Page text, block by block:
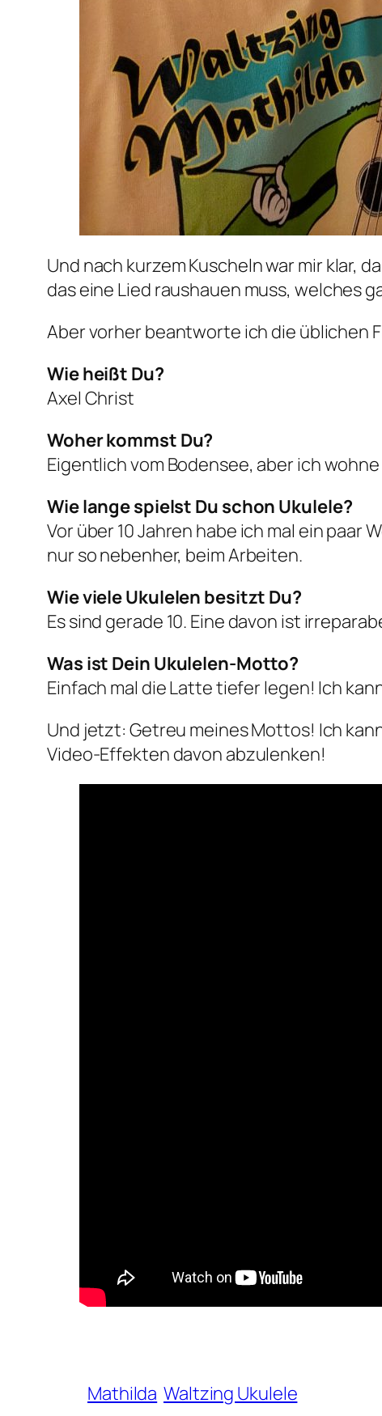
Und nach kurzem Kuscheln war mir klar,
das eine Lied raushauen muss, welches
Aber vorher beantworte ich die üblichen
Wie heißt Du?
Axel Christ
Woher kommst Du?
Eigentlich vom Bodensee, aber ich
Wie lange spielst Du schon Ukulele?
Vor über 10 Jahren habe ich mal ein
nur so nebenher, beim Arbeiten.
Wie viele Ukulelen besitzt Du?
Es sind gerade 10. Eine davon ist
Was ist Dein Ukulelen-Motto?
Einfach mal die Latte tiefer legen! Ich
Und jetzt: Getreu meines Mottos! Ich
Video-Effekten davon abzulenken!
Mathilda Waltzing Ukulele